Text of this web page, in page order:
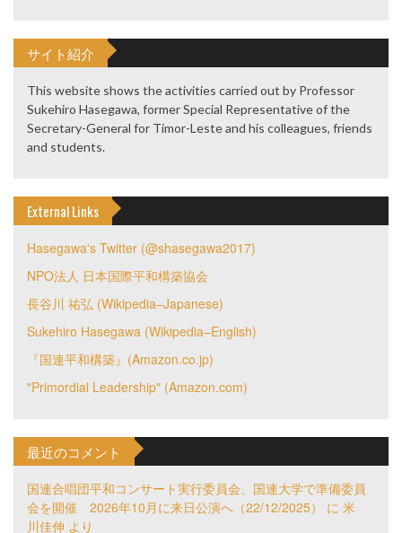
サイト紹介
This website shows the activities carried out by Professor
Sukehiro Hasegawa, former Special Representative of the
Secretary-General for Timor-Leste and his colleagues, friends
and students.
External Links
Hasegawa's Twitter (@shasegawa2017)
NPO法人 日本国際平和構築協会
長谷川 祐弘 (Wikipedia–Japanese)
Sukehiro Hasegawa (Wikipedia–English)
『国連平和構築』(Amazon.co.jp)
"Primordial Leadership" (Amazon.com)
最近のコメント
国連合唱団平和コンサート実行委員会、国連大学で準備委員
会を開催 2026年10月に来日公演へ（22/12/2025）
に 米
川佳伸 より